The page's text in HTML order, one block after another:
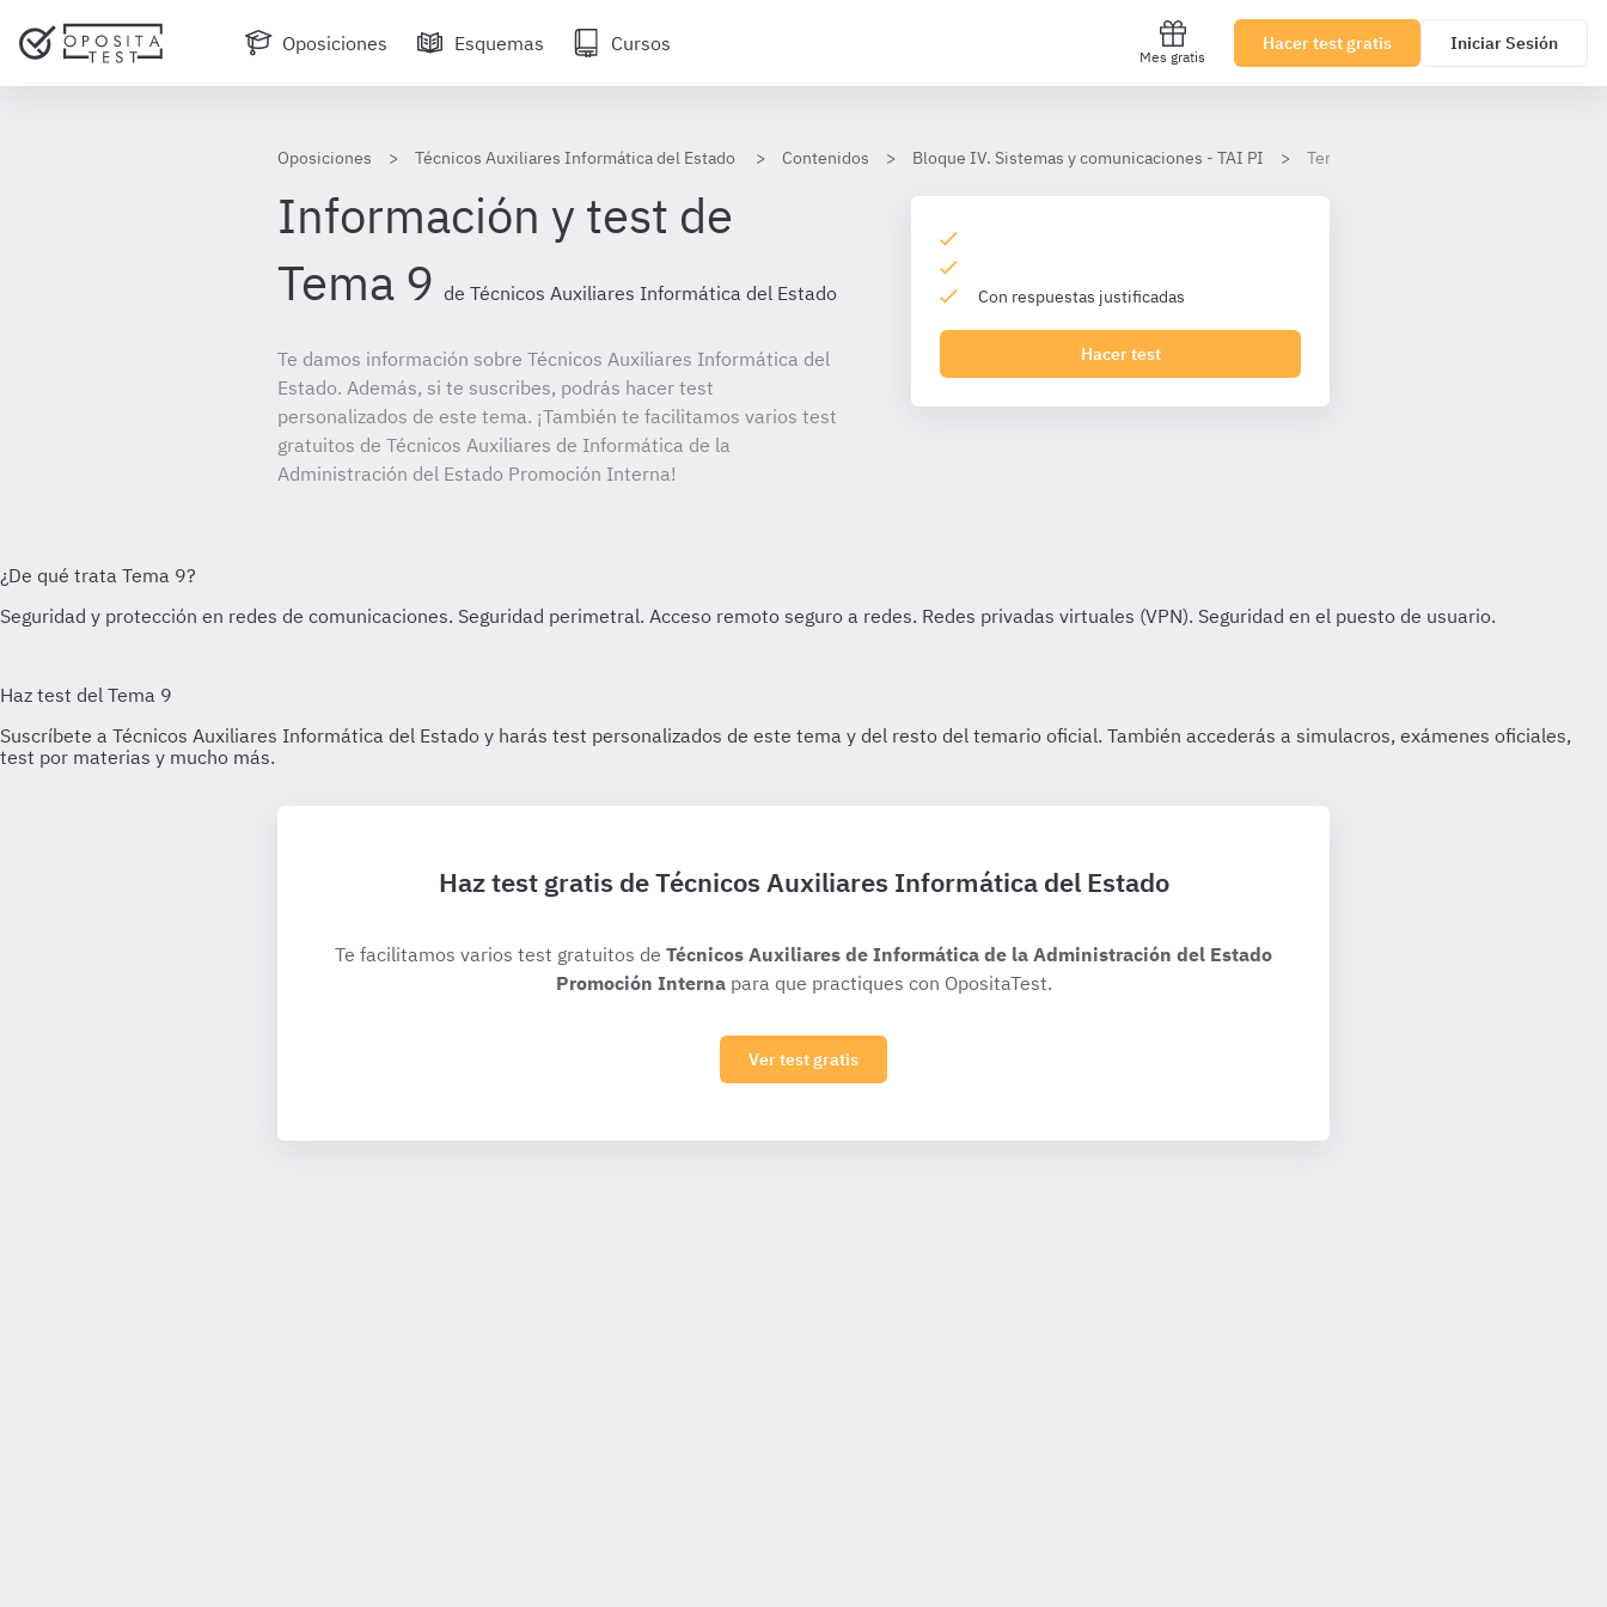
Oposiciones Esquemas Cursos
Mes gratis
Hacer test gratis Iniciar Sesión
Oposiciones Técnicos Auxiliares Informática del Estado Contenidos Bloque IV. Sistemas y comunicaciones - TAI PI Tema 9
Información y test de
Tema 9 de Técnicos Auxiliares Informática del Estado
Te damos información sobre Técnicos Auxiliares Informática del
Estado. Además, si te suscribes, podrás hacer test
personalizados de este tema. ¡También te facilitamos varios test
gratuitos de Técnicos Auxiliares de Informática de la
Administración del Estado Promoción Interna!
Con respuestas justificadas
Hacer test
Haz test gratis de Técnicos Auxiliares Informática del Estado
Te facilitamos varios test gratuitos de Técnicos Auxiliares de Informática de la Administración del Estado
Promoción Internapara que practiques con OpositaTest.
Ver test gratis